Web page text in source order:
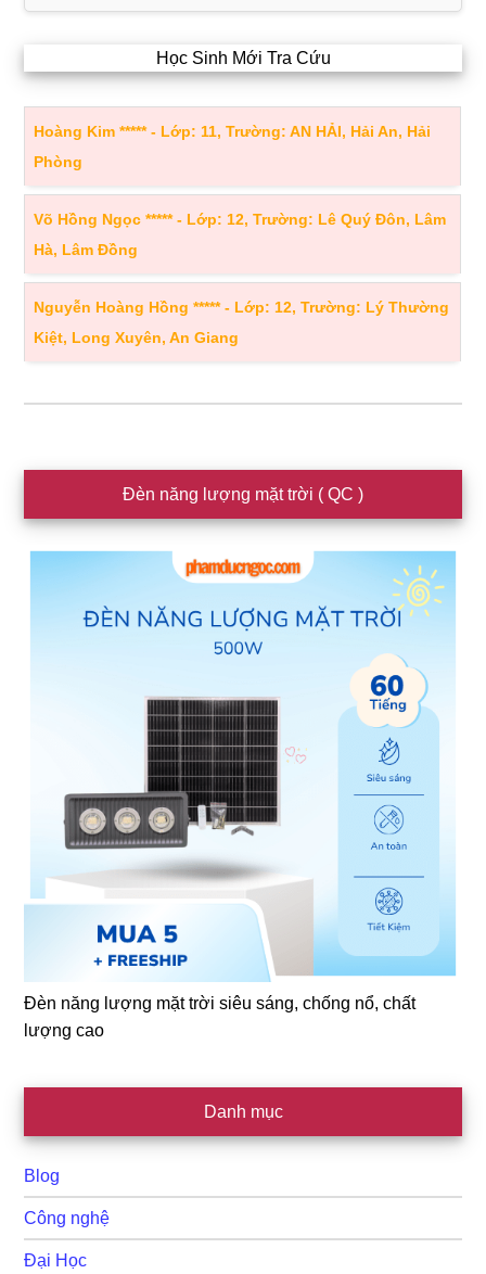
Học Sinh Mới Tra Cứu
Hoàng Kim ***** - Lớp: 11, Trường: AN HẢI, Hải An, Hải
Phòng
Võ Hồng Ngọc ***** - Lớp: 12, Trường: Lê Quý Đôn, Lâm
Hà, Lâm Đồng
Nguyễn Hoàng Hồng ***** - Lớp: 12, Trường: Lý Thường
Kiệt, Long Xuyên, An Giang
chính
Đèn năng lượng mặt trời ( QC )
Đèn năng lượng mặt trời siêu sáng, chống nổ, chất
lượng cao
Danh mục
Blog
Công nghệ
Đại Học